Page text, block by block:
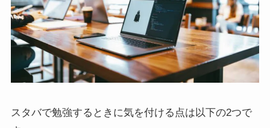
スタバで勉強するときに気を付ける点は以下の2つで